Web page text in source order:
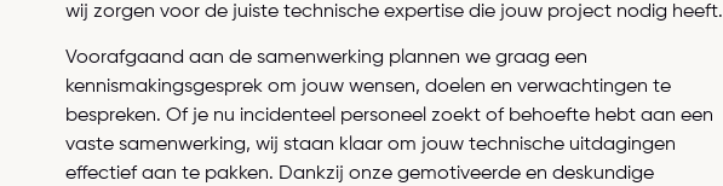
wij zorgen voor de juiste technische expertise die jouw project nodig heeft.
Voorafgaand aan de samenwerking plannen we graag een
kennismakingsgesprek om jouw wensen, doelen en verwachtingen te
bespreken. Of je nu incidenteel personeel zoekt of behoefte hebt aan een
vaste samenwerking, wij staan klaar om jouw technische uitdagingen
effectief aan te pakken. Dankzij onze gemotiveerde en deskundige